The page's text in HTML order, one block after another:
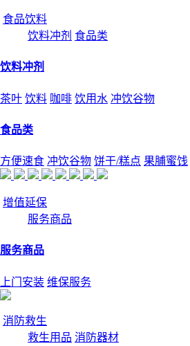
食品饮料
饮料冲剂 食品类
饮料冲剂
茶叶 饮料 咖啡 饮用水 冲饮谷物
食品类
方便速食 冲饮谷物 饼干/糕点 果脯蜜饯
增值延保
服务商品
服务商品
上门安装 维保服务
消防救生
救生用品 消防器材